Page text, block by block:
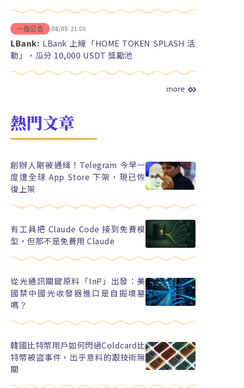
一般公告 08/05 21:00
LBank: LBank 上線「HOME TOKEN SPLASH 活
動」，瓜分 10,000 USDT 獎勵池
more
熱門文章
創辦人剛被通緝！Telegram 今早一
度遭全球 App Store 下架，現已恢
復上架
有工具把 Claude Code 接到免費模
型，但那不是免費用 Claude
從光通訊關鍵原料「InP」出發：美
國禁中國光收發器進口是自掘墳墓
嗎？
韓國比特幣用戶如何閃過Coldcard比
特幣被盜事件，出乎意料的跟技術無
關